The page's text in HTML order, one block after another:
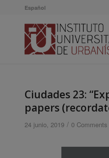
Español
Ciudades 23:
papers
24 junio, 2019 / 0 Comments